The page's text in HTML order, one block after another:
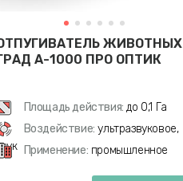
ЖИВОТНЫХ
А-1000 ПРО ОПТИК
Площадь действия: до 0,1 Га
Воздействие: ультразвуковое,
Применение: промышленное